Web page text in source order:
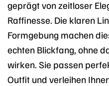
geprägt von zeitloser
Raffinesse. Die klaren
Formgebung machen
echten Blickfang, ohne
wirken. Sie passen
Outfit und verleihen